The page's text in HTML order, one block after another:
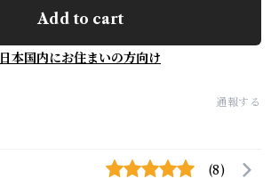
Add to cart
日本国内にお住まいの方向け
通報する
(8)